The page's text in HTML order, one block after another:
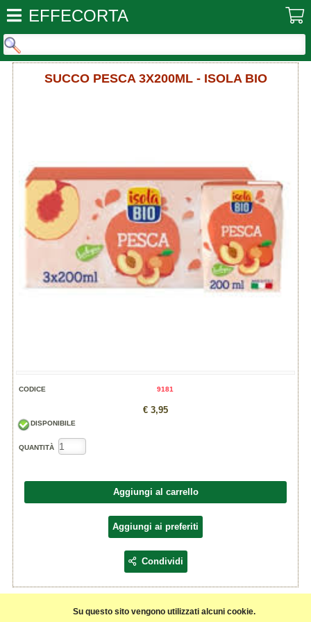
Su questo sito vengono utilizzati alcuni cookie.
EFFECORTA
SUCCO PESCA 3X200ML - ISOLA BIO
CODICE 9181
€ 3,95
DISPONIBILE
QUANTITÀ
Aggiungi al carrello
Aggiungi ai preferiti
Condividi
Purea di PESCA italiana 50%, acqua, zucchero di